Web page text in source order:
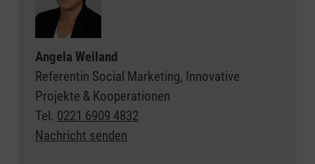
Angela Weiland
Referentin Social Marketing, Innovative
Projekte & Kooperationen
Tel. 0221 6909 4832
Nachricht senden